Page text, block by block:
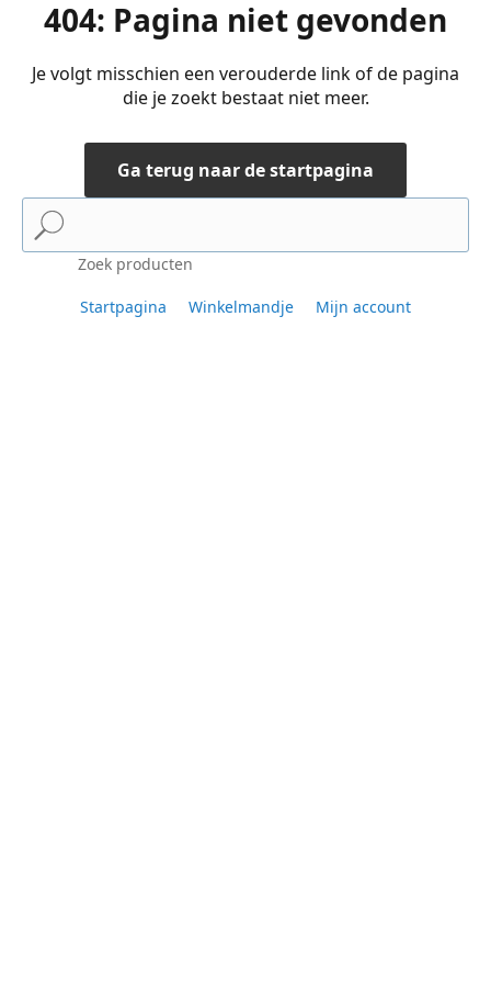
404: Pagina niet gevonden
Je volgt misschien een verouderde link of de pagina
die je zoekt bestaat niet meer.
Ga terug naar de startpagina
Zoek producten
Startpagina Winkelmandje Mijn account